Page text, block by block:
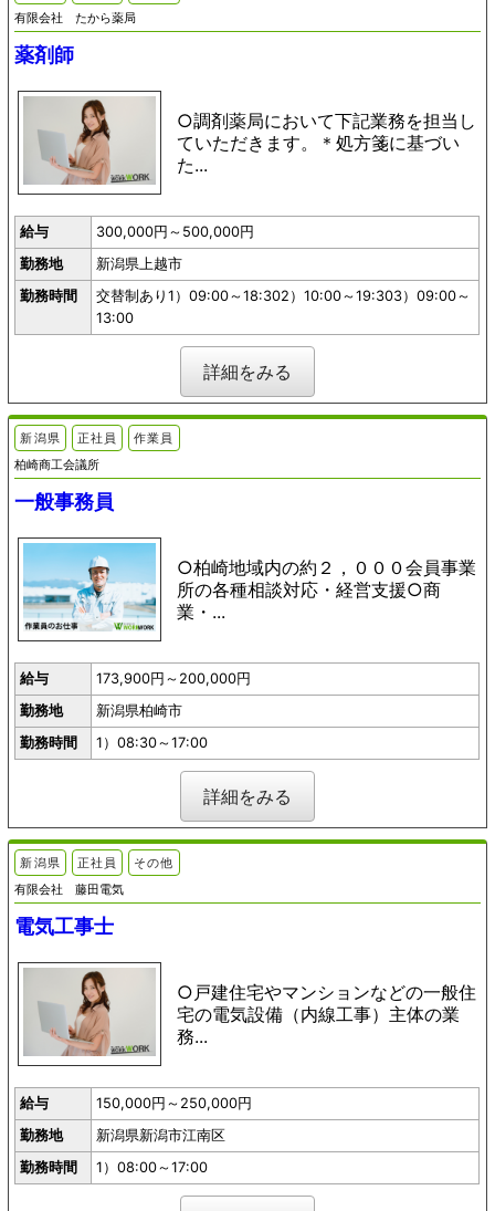
有限会社 たから薬局
薬剤師
○調剤薬局において下記業務を担当し
ていただきます。＊処方箋に基づい
た...
給与
300,000円～500,000円
勤務地
新潟県上越市
勤務時間
交替制あり1）09:00～18:302）10:00～19:303）09:00～
13:00
詳細をみる
新潟県 正社員
作業員
柏崎商工会議所
一般事務員
○柏崎地域内の約２，０００会員事業
所の各種相談対応・経営支援○商
業・...
給与
173,900円～200,000円
勤務地
新潟県柏崎市
勤務時間
1）08:30～17:00
詳細をみる
新潟県 正社員
その他
有限会社 藤田電気
電気工事士
○戸建住宅やマンションなどの一般住
宅の電気設備（内線工事）主体の業
務...
給与
150,000円～250,000円
勤務地
新潟県新潟市江南区
勤務時間
1）08:00～17:00